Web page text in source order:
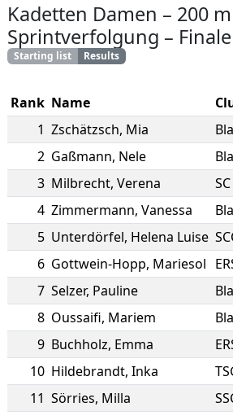
Kadetten Damen – 200 m
Sprintverfolgung – Finale
Starting list Results
Rank Name
1 Zschätzsch, Mia
2 Gaßmann, Nele
3 Milbrecht, Verena
4 Zimmermann, Vanessa
5 Unterdörfel, Helena Luise
6 Gottwein-Hopp, Mariesol
7 Selzer, Pauline
8 Oussaifi, Mariem
9 Buchholz, Emma
10 Hildebrandt, Inka
11 Sörries, Milla